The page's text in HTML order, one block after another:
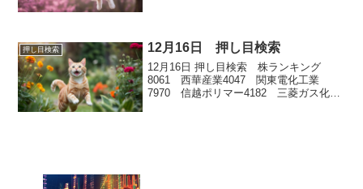
押し目検索 12月16日 押し目検索
12月16日 押し目検索 株ランキング
8061 西華産業4047 関東電化工業
7970 信越ポリマー4182 三菱ガス化学